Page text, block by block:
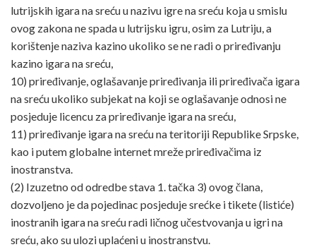
lutrijskih igara na sreću u nazivu igre na sreću koja u smislu
ovog zakona ne spada u lutrijsku igru, osim za Lutriju, a
korištenje naziva kazino ukoliko se ne radi o priređivanju
kazino igara na sreću,
10) priređivanje, oglašavanje priređivanja ili priređivača igara
na sreću ukoliko subjekat na koji se oglašavanje odnosi ne
posjeduje licencu za priređivanje igara na sreću,
11) priređivanje igara na sreću na teritoriji Republike Srpske,
kao i putem globalne internet mreže priređivačima iz
inostranstva.
(2) Izuzetno od odredbe stava 1. tačka 3) ovog člana,
dozvoljeno je da pojedinac posjeduje srećke i tikete (listiće)
inostranih igara na sreću radi ličnog učestvovanja u igri na
sreću, ako su ulozi uplaćeni u inostranstvu.